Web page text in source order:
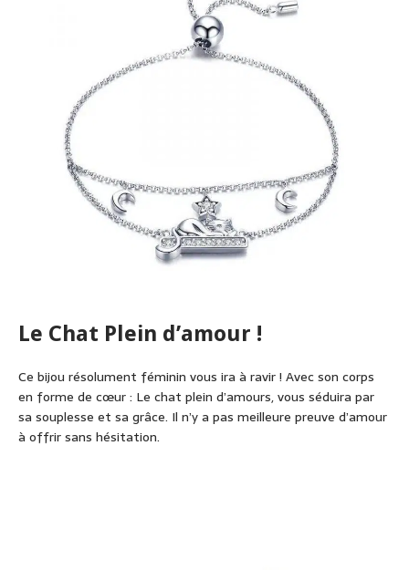
Le Chat Plein d’amour !
Ce bijou résolument féminin vous ira à ravir ! Avec son corps
en forme de cœur : Le chat plein d’amours, vous séduira par
sa souplesse et sa grâce. Il n’y a pas meilleure preuve d’amour
à offrir sans hésitation.